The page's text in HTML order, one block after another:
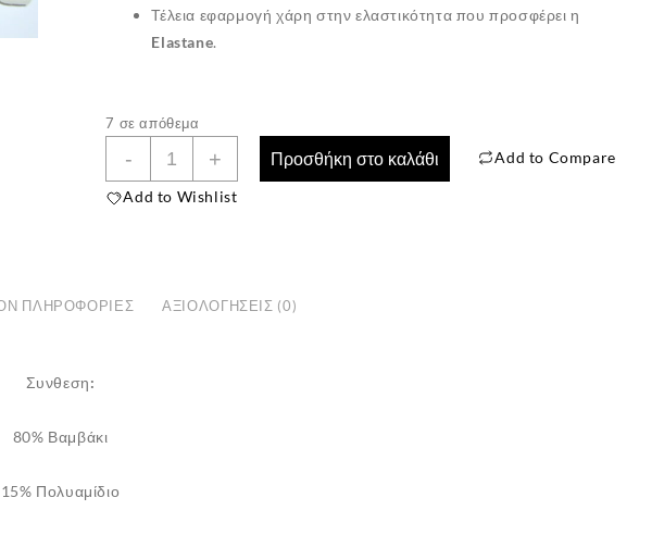
Τέλεια εφαρμογή χάρη στην ελαστικότητα που προσφέρει η
Elastane.
7 σε απόθεμα
-
Γυναικείες
Βαμβακερές
Κάλτσες
Ζευγάρια
+ Προσθήκη στο καλάθι Add to Compare
Add to Wishlist
ΠΛΗΡΟΦΟΡΊΕΣ ΑΞΙΟΛΟΓΉΣΕΙΣ (0)
Συνθεση:
80% Βαμβάκι
15% Πολυαμίδιο